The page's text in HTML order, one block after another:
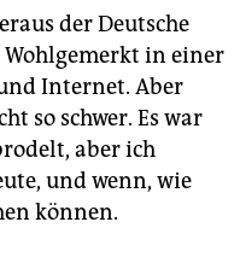
der Deutsche
in einer
Internet. Aber
so schwer. Es war
aber ich
und wenn, wie
können.